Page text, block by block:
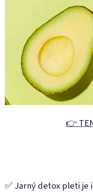
👉
✅ Jarný detox pleti